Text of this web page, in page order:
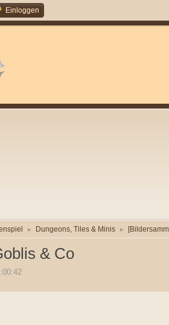
Einloggen
► Dungeons, Tiles & Minis ►
& Co